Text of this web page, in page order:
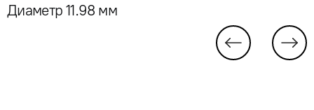
Диаметр 11.98 мм